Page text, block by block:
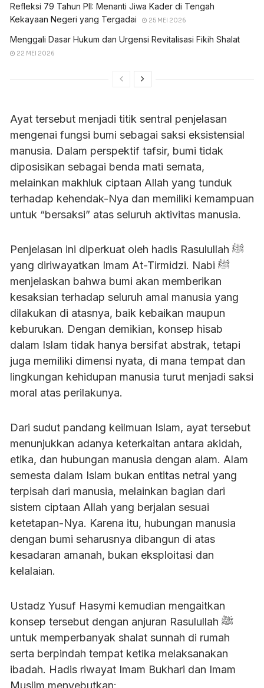
Refleksi 79 Tahun PII: Menanti Jiwa Kader di Tengah
Kekayaan Negeri yang Tergadai
25 MEI 2026
Menggali Dasar Hukum dan Urgensi Revitalisasi Fikih Shalat
22 MEI 2026
Ayat tersebut menjadi titik sentral penjelasan
mengenai fungsi bumi sebagai saksi eksistensial
manusia. Dalam perspektif tafsir, bumi tidak
diposisikan sebagai benda mati semata,
melainkan makhluk ciptaan Allah yang tunduk
terhadap kehendak-Nya dan memiliki kemampuan
untuk “bersaksi” atas seluruh aktivitas manusia.
Penjelasan ini diperkuat oleh hadis Rasulullah ﷺ
yang diriwayatkan Imam At-Tirmidzi. Nabi ﷺ
menjelaskan bahwa bumi akan memberikan
kesaksian terhadap seluruh amal manusia yang
dilakukan di atasnya, baik kebaikan maupun
keburukan. Dengan demikian, konsep hisab
dalam Islam tidak hanya bersifat abstrak, tetapi
juga memiliki dimensi nyata, di mana tempat dan
lingkungan kehidupan manusia turut menjadi saksi
moral atas perilakunya.
Dari sudut pandang keilmuan Islam, ayat tersebut
menunjukkan adanya keterkaitan antara akidah,
etika, dan hubungan manusia dengan alam. Alam
semesta dalam Islam bukan entitas netral yang
terpisah dari manusia, melainkan bagian dari
sistem ciptaan Allah yang berjalan sesuai
ketetapan-Nya. Karena itu, hubungan manusia
dengan bumi seharusnya dibangun di atas
kesadaran amanah, bukan eksploitasi dan
kelalaian.
Ustadz Yusuf Hasymi kemudian mengaitkan
konsep tersebut dengan anjuran Rasulullah ﷺ
untuk memperbanyak shalat sunnah di rumah
serta berpindah tempat ketika melaksanakan
ibadah. Hadis riwayat Imam Bukhari dan Imam
Muslim menyebutkan: